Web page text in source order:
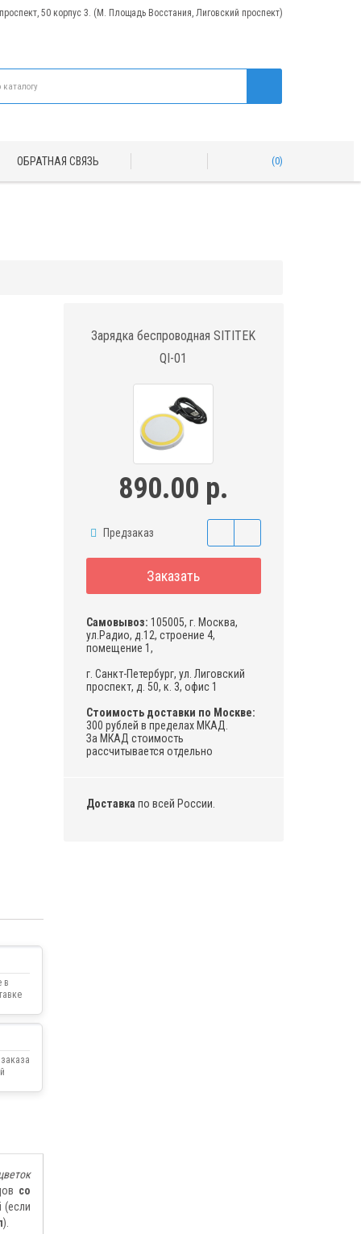
50 корпус 3. (М. Площадь Восстания, Лиговский проспект)
ОБРАТНАЯ СВЯЗЬ 0
Зарядка беспроводная SITITEK
QI-01
890.00 р.
Предзаказ
Заказать
Самовывоз: 105005, г. Москва,
ул.Радио, д.12, строение 4,
помещение 1,
г. Санкт-Петербург, ул. Лиговский
проспект, д. 50, к. 3, офис 1
Стоимость доставки по Москве:
300 рублей в пределах МКАД.
За МКАД стоимость
рассчитывается отдельно
Доставка по всей России.
в
со
(если
).